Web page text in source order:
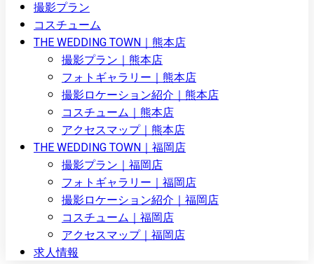
撮影プラン
コスチューム
THE WEDDING TOWN｜熊本店
撮影プラン｜熊本店
フォトギャラリー｜熊本店
撮影ロケーション紹介｜熊本店
コスチューム｜熊本店
アクセスマップ｜熊本店
THE WEDDING TOWN｜福岡店
撮影プラン｜福岡店
フォトギャラリー｜福岡店
撮影ロケーション紹介｜福岡店
コスチューム｜福岡店
アクセスマップ｜福岡店
求人情報